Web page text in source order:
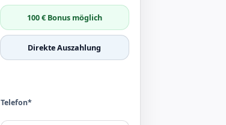
100 € Bonus möglich
Direkte Auszahlung
Telefon*